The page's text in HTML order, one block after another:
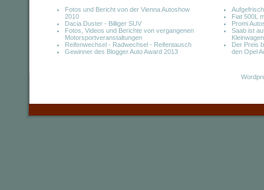
Fotos und Bericht von der Vienna Autoshow
2010
Dacia Duster - Billiger SUV
Fotos, Videos und Berichte von vergangenen
Motorsportveranstaltungen
Reifenwechsel - Radwechsel - Reifentausch
Gewinner des Blogger Auto Award 2013
Fiat 500L
Promi
Saab ist
Der Preis
den Opel